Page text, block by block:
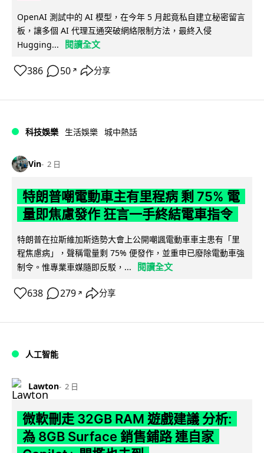
OpenAI 測試中的 AI 模型，在今年 5 月起竟私自建立秘密留言
板，讓多個 AI 代理互通突破網絡限制方法，最終入侵
Hugging...
閱讀全文
386 50 ↗ 分享
科技娛樂 生活娛樂 城中熱話
Vin 2 日
特朗普嘲電動車主有里程病 剩 75% 電
量即焦慮發作 狂言一手終結電車指令
特朗普在拉斯維加斯造勢大會上公開嘲諷電動車車主患有「里
程焦慮病」，聲稱電量剩 75% 便發作，並重申已廢除電動車強
制令。惟專業車媒隨即反駁，...
閱讀全文
638 279 ↗ 分享
人工智能
Lawton 2 日
微軟刪走 32GB RAM 遊戲建議 分析:
為 8GB Surface 銷售鋪路 連自家